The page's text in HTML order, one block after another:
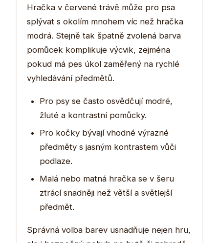
Hračka v červené trávě může pro psa
splývat s okolím mnohem víc než hračka
modrá. Stejně tak špatně zvolená barva
pomůcek komplikuje výcvik, zejména
pokud má pes úkol zaměřený na rychlé
vyhledávání předmětů.
Pro psy se často osvědčují modré,
žluté a kontrastní pomůcky.
Pro kočky bývají vhodné výrazné
předměty s jasným kontrastem vůči
podlaze.
Malá nebo matná hračka se v šeru
ztrácí snadněji než větší a světlejší
předmět.
Správná volba barev usnadňuje nejen hru,